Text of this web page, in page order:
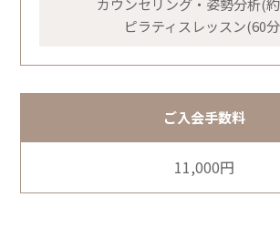
ピラティスレッスン(60
ご入会手数料
11,000円